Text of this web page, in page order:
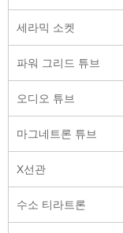
세라믹 소켓
파워 그리드 튜브
오디오 튜브
마그네트론 튜브
X선관
수소 티라트론